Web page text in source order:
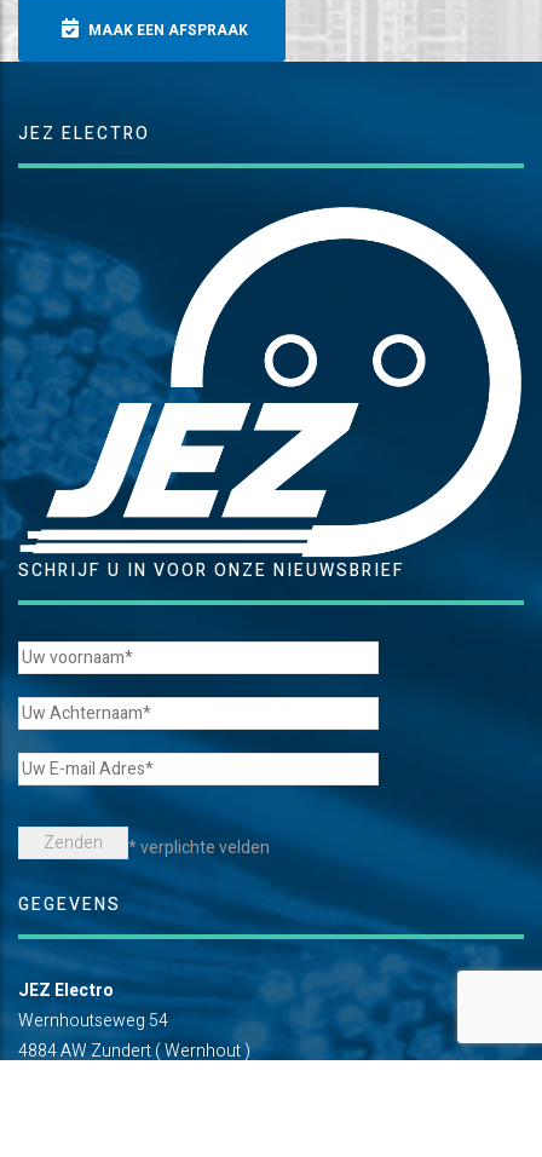
MAAK EEN AFSPRAAK
JEZ ELECTRO
SCHRIJF U IN VOOR ONZE NIEUWSBRIEF
* verplichte velden
GEGEVENS
JEZ Electro
Wernhoutseweg 54
4884 AW Zundert ( Wernhout )